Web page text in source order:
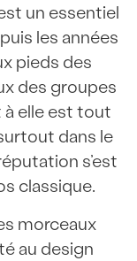
un essentiel
les années
pieds des
des groupes
à elle est tout
dans le
s’est
classique.
morceaux
au design